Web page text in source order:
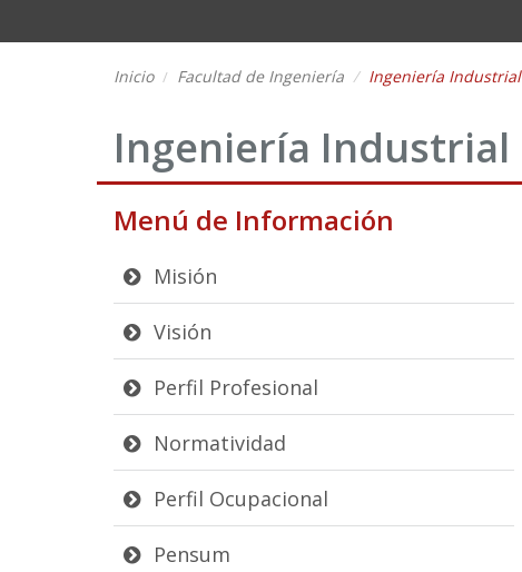
Inicio Facultad de Ingeniería Ingeniería Industrial
Ingeniería Industrial
Menú de Información
Misión
Visión
Perfil Profesional
Normatividad
Perfil Ocupacional
Pensum